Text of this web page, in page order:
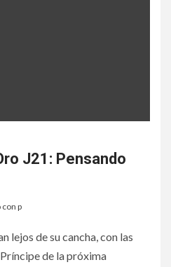
J21: Pensando
p
lejos de su cancha, con las
de la próxima